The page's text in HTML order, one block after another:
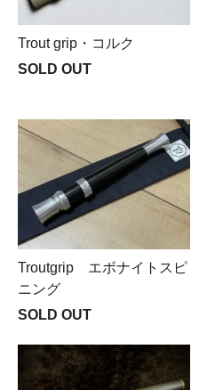
Trout grip・コルク
SOLD OUT
Troutgrip エボナイトスピ
ニング
SOLD OUT